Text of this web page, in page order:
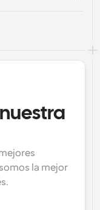
la mejor